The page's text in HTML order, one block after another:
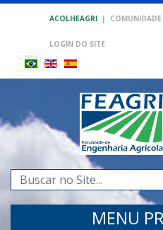
ACOLHEAGRI | COMUNIDADE
LOGIN DO SITE
Pesquisar...
MENU